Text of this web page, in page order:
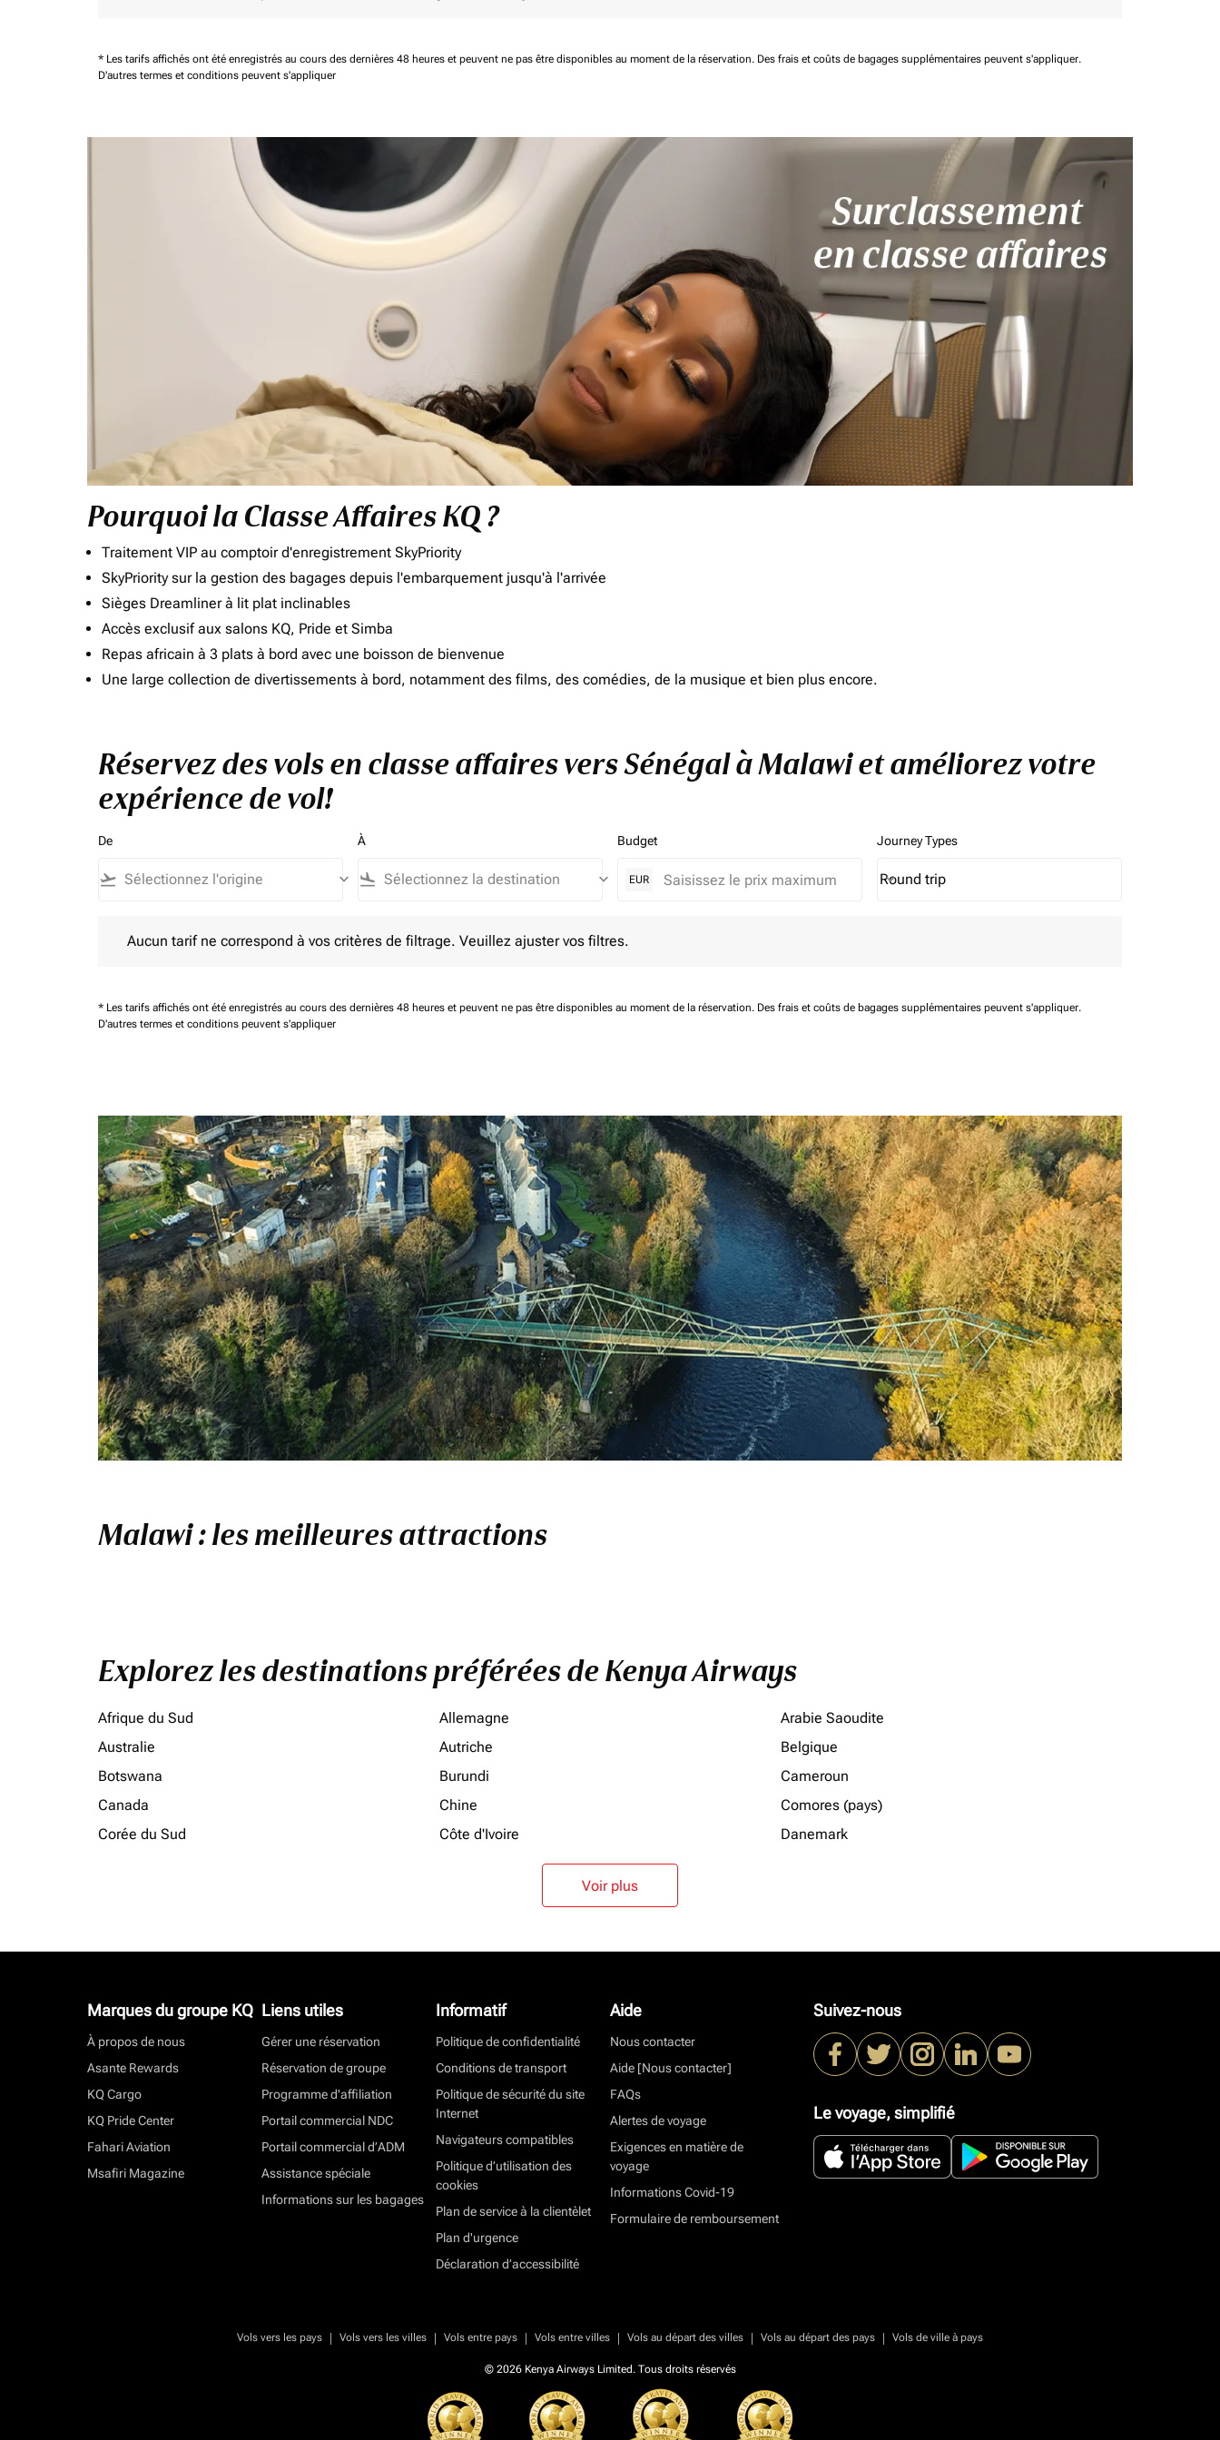
* Les tarifs affichés ont été enregistrés au cours des dernières 48 heures et peuvent ne pas être disponibles au moment de la réservation. Des frais et coûts de bagages supplémentaires peuvent s'appliquer.
D'autres termes et conditions peuvent s'appliquer
Pourquoi la Classe Affaires KQ ?
Traitement VIP au comptoir d'enregistrement SkyPriority
SkyPriority sur la gestion des bagages depuis l'embarquement jusqu'à l'arrivée
Sièges Dreamliner à lit plat inclinables
Accès exclusif aux salons KQ, Pride et Simba
Repas africain à 3 plats à bord avec une boisson de bienvenue
Une large collection de divertissements à bord, notamment des films, des comédies, de la musique et bien plus encore.
Réservez des vols en classe affaires vers Sénégal à Malawi et améliorez votre
expérience de vol!
De
flight_takeoff keyboard_arrow_down
À
flight_land keyboard_arrow_down
Budget
EUR
Journey Types
Journey Types option Round trip Selected
Round trip
keyboard_arrow_down
Aucun tarif ne correspond à vos critères de filtrage. Veuillez ajuster vos filtres.
* Les tarifs affichés ont été enregistrés au cours des dernières 48 heures et peuvent ne pas être disponibles au moment de la réservation. Des frais et coûts de bagages supplémentaires peuvent s'appliquer.
D'autres termes et conditions peuvent s'appliquer
Malawi : les meilleures attractions
Explorez les destinations préférées de Kenya Airways
Afrique du Sud Allemagne
Arabie Saoudite
Australie
Autriche
Belgique
Botswana
Burundi
Cameroun
Canada
Chine
Comores (pays)
Corée du Sud
Côte d'Ivoire Danemark
Voir plus
Marques du groupe KQ
À propos de nous
Asante Rewards
KQ Cargo
KQ Pride Center
Fahari Aviation
Msafiri Magazine
Liens utiles
Gérer une réservation
Réservation de groupe
Programme d'affiliation
Portail commercial NDC
Portail commercial d’ADM
Assistance spéciale
Informations sur les bagages
Informatif
Politique de confidentialité
Conditions de transport
Politique de sécurité du site
Internet
Navigateurs compatibles
Politique d’utilisation des
cookies
Plan de service à la clientèlet
Plan d'urgence
Déclaration d’accessibilité
Aide
Nous contacter
Aide [Nous contacter]
FAQs
Alertes de voyage
Exigences en matière de
voyage
Informations Covid-19
Formulaire de remboursement
Suivez-nous
Le voyage, simplifié
Vols vers les pays | Vols vers les villes | Vols entre pays | Vols entre villes | Vols au départ des villes | Vols au départ des pays | Vols de ville à pays
© 2026 Kenya Airways Limited. Tous droits réservés